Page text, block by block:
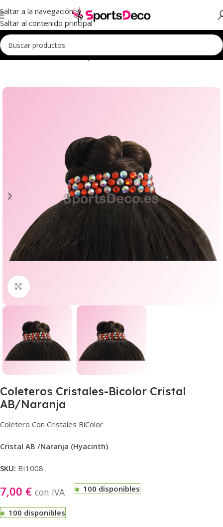
Saltar a la navegación
Saltar al contenido principal
Accesorios Accesorios para Pelo Coleteros-Cristales-Bicolor
Haga clic para ampliar
Coleteros Cristales-Bicolor Cristal
AB/Naranja
Coletero Con Cristales BiColor
Cristal AB /Naranja (Hyacinth)
SKU: BI1008
7,00 € con IVA 100 disponibles
100 disponibles